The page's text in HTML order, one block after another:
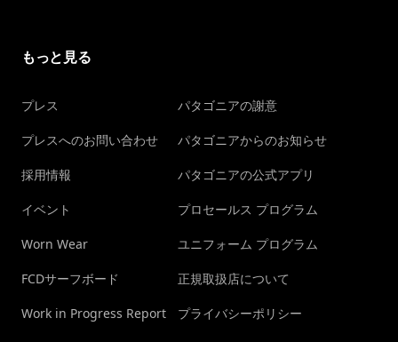
もっと見る
プレス
プレスへのお問い合わせ
採用情報
イベント
Worn Wear
FCDサーフボード
Work in Progress Report
パタゴニアの謝意
パタゴニアからのお知らせ
パタゴニアの公式アプリ
プロセールス プログラム
ユニフォーム プログラム
正規取扱店について
プライバシーポリシー